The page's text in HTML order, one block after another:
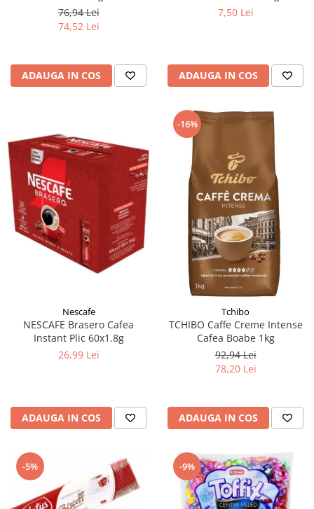
76,94 Lei
74,52 Lei
ADAUGA IN COS
7,50 Lei
ADAUGA IN COS
Nescafe
NESCAFE Brasero Cafea
Instant Plic 60x1.8g
26,99 Lei
ADAUGA IN COS
-16%
Tchibo
TCHIBO Caffe Creme Intense
Cafea Boabe 1kg
92,94 Lei
78,20 Lei
ADAUGA IN COS
-5% -9%